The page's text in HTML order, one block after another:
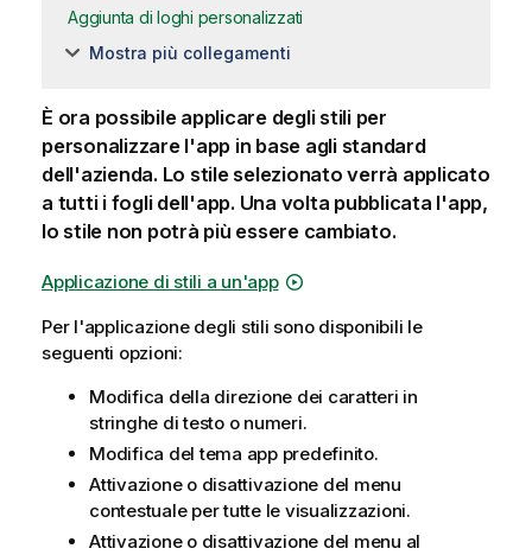
Aggiunta di loghi personalizzati
Mostra più collegamenti
È ora possibile applicare degli stili per
personalizzare l'app in base agli standard
dell'azienda. Lo stile selezionato verrà applicato
a tutti i fogli dell'app. Una volta pubblicata l'app,
lo stile non potrà più essere cambiato.
Applicazione di stili a un'app
Per l'applicazione degli stili sono disponibili le
seguenti opzioni:
Modifica della direzione dei caratteri in
stringhe di testo o numeri.
Modifica del tema app predefinito.
Attivazione o disattivazione del menu
contestuale per tutte le visualizzazioni.
Attivazione o disattivazione del menu al